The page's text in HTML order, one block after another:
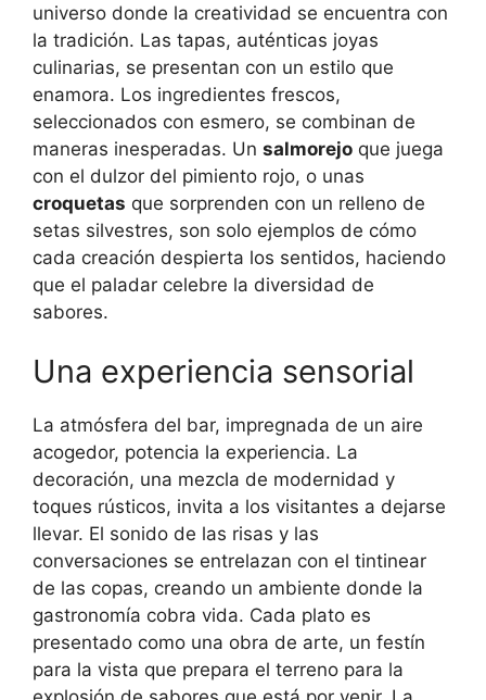
universo donde la creatividad se encuentra con
la tradición. Las tapas, auténticas joyas
culinarias, se presentan con un estilo que
enamora. Los ingredientes frescos,
seleccionados con esmero, se combinan de
maneras inesperadas. Un salmorejo que juega
con el dulzor del pimiento rojo, o unas
croquetas que sorprenden con un relleno de
setas silvestres, son solo ejemplos de cómo
cada creación despierta los sentidos, haciendo
que el paladar celebre la diversidad de
sabores.
Una experiencia sensorial
La atmósfera del bar, impregnada de un aire
acogedor, potencia la experiencia. La
decoración, una mezcla de modernidad y
toques rústicos, invita a los visitantes a dejarse
llevar. El sonido de las risas y las
conversaciones se entrelazan con el tintinear
de las copas, creando un ambiente donde la
gastronomía cobra vida. Cada plato es
presentado como una obra de arte, un festín
para la vista que prepara el terreno para la